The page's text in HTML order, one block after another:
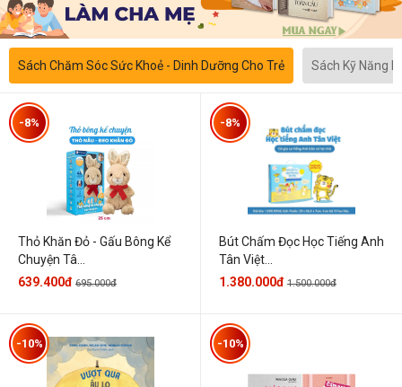
Sách Chăm Sóc Sức Khoẻ - Dinh Dưỡng Cho Trẻ Sách Kỹ Năng
Thỏ Khăn Đỏ - Gấu Bông Kể
Chuyện Tâ...
-8%
639.400đ 695.000đ
Bút Chấm Đọc Học Tiếng Anh
Tân Việt...
-8%
1.380.000đ 1.500.000đ
-10% -10%